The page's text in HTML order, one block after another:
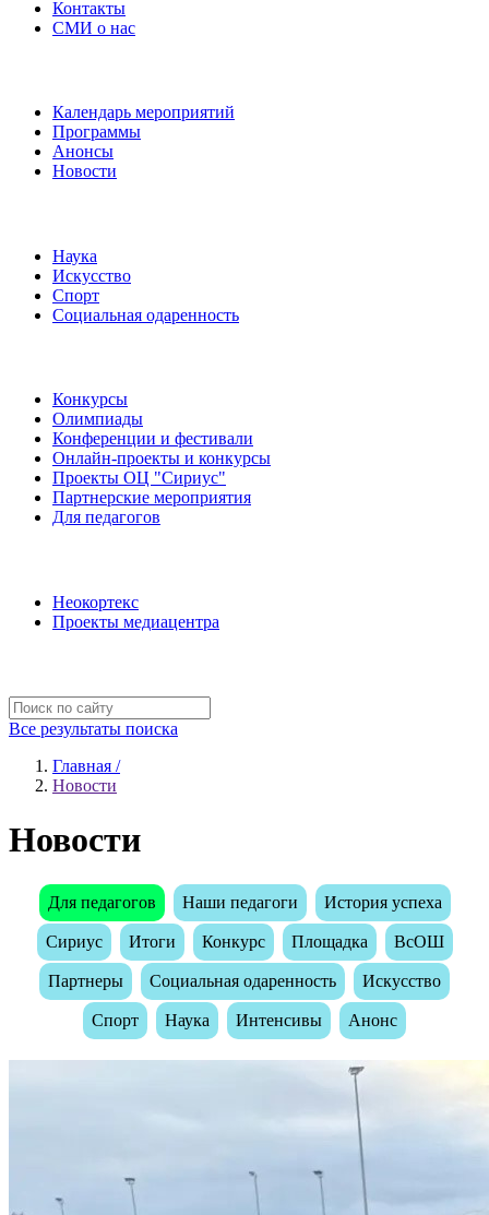
Контакты
СМИ о нас
Календарь мероприятий
Программы
Анонсы
Новости
Наука
Искусство
Спорт
Социальная одаренность
Конкурсы
Олимпиады
Конференции и фестивали
Онлайн-проекты и конкурсы
Проекты ОЦ "Сириус"
Партнерские мероприятия
Для педагогов
Неокортекс
Проекты медиацентра
Все результаты поиска
Главная /
Новости
Новости
Для педагогов Наши педагоги История успеха
Сириус Итоги Конкурс Площадка ВсОШ
Партнеры Социальная одаренность Искусство
Спорт Наука Интенсивы Анонс